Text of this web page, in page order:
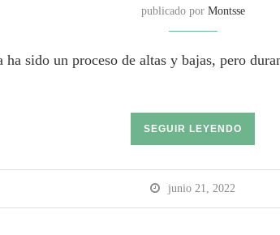
publicado por Montsse
ha sido un proceso de altas y bajas, pero
SEGUIR LEYENDO
junio 21, 2022